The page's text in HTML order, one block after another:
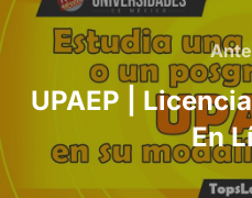
de
entradas
UPAEP |
En